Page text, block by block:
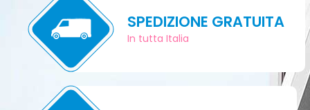
SPEDIZIONE GRATUITA
In tutta Italia